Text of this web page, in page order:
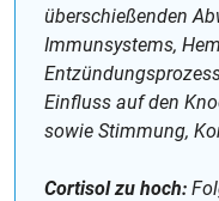
überschießenden
Immunsystems,
Einfluss auf den
sowie Stimmung,
Cortisol zu hoch: